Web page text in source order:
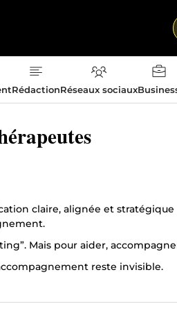
RédactionRéseaux sociaux
claire, alignée et
Mais pour aider,
reste invisible.